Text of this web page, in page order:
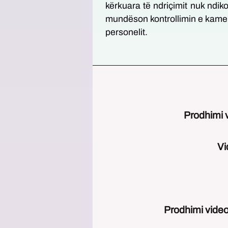
kërkuara të ndriçimit nuk
mundëson kontrollimin e
personelit.
Prodhimi
Prodhimi